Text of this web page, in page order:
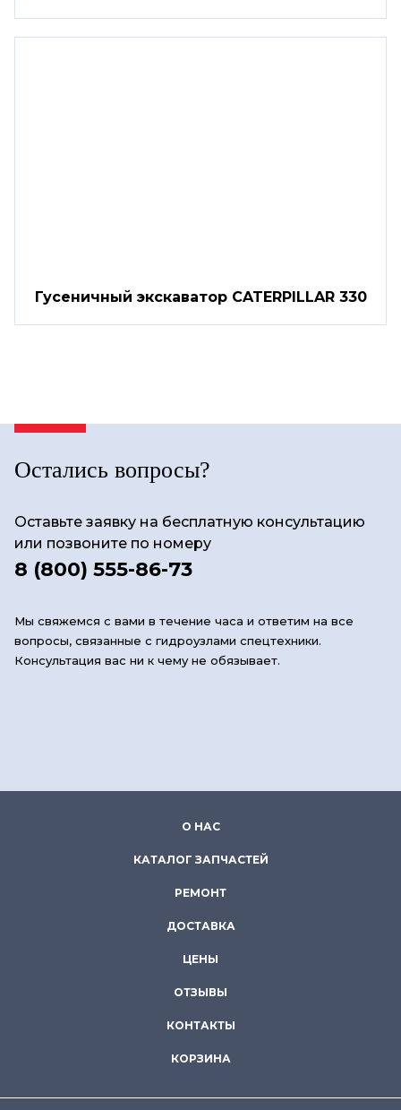
Гусеничный экскаватор CATERPILLAR 330
Остались вопросы?
Оставьте заявку на бесплатную консультацию
или позвоните по номеру
8 (800) 555-86-73
Мы свяжемся с вами в течение часа и ответим на все
вопросы, связанные с гидроузлами спецтехники.
Консультация вас ни к чему не обязывает.
О НАС
КАТАЛОГ ЗАПЧАСТЕЙ
РЕМОНТ
ДОСТАВКА
ЦЕНЫ
ОТЗЫВЫ
КОНТАКТЫ
КОРЗИНА